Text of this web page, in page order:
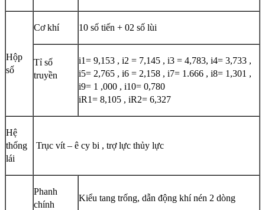
Hộp
số
Cơ khí 10 số tiến + 02 số lùi
Tỉ số
truyền
i1= 9,153 , i2 = 7,145 , i3 = 4,783, i4= 3,733 ,
i5= 2,765 , i6 = 2,158 , i7= 1.666 , i8= 1,301 ,
i9= 1 ,000 , i10= 0,780
iR1= 8,105 , iR2= 6,327
Hệ
thống
lái
Trục vít – ê cy bi , trợ lực thủy lực
Phanh
chính
Kiểu tang trống, dẫn động khí nén 2 dòng